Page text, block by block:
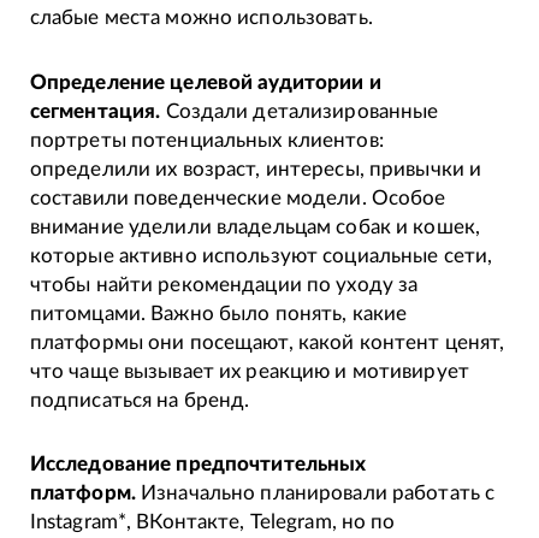
слабые места можно использовать.
Определение целевой аудитории и
сегментация. Создали детализированные
портреты потенциальных клиентов:
определили их возраст, интересы, привычки и
составили поведенческие модели. Особое
внимание уделили владельцам собак и кошек,
которые активно используют социальные сети,
чтобы найти рекомендации по уходу за
питомцами. Важно было понять, какие
платформы они посещают, какой контент ценят,
что чаще вызывает их реакцию и мотивирует
подписаться на бренд.
Исследование предпочтительных
платформ. Изначально планировали работать с
Instagram*, ВКонтакте, Telegram, но по